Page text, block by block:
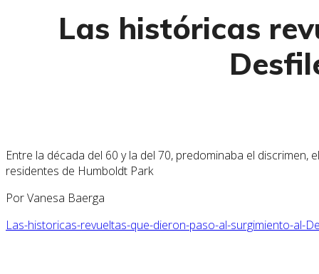
Las históricas
Entre la década del 60 y la del 70, predominaba el
residentes de Humboldt Park
Por Vanesa Baerga
Las-historicas-revueltas-que-dieron-paso-al-surgimiento-al-